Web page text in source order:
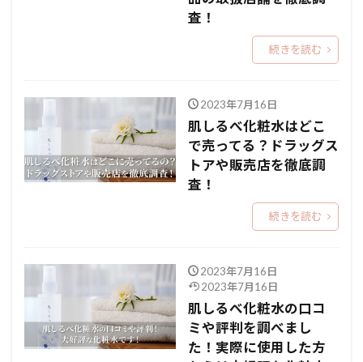
査！
続きを読む
2023年7月16日
肌しるべ化粧水はどこ
で売ってる？ドラッグス
トアや販売店を徹底調
査！
続きを読む
2023年7月16日
2023年7月16日
肌しるべ化粧水の口コ
ミや評判を調べまし
た！実際に使用した方